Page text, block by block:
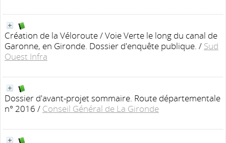
Création de la Véloroute / Voie Verte le long du canal de
Garonne, en Gironde. Dossier d'enquête publique. / Sud
Ouest Infra
Dossier d'avant-projet sommaire. Route départementale
n° 2016 / Conseil Général de La Gironde